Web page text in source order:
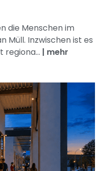
die Menschen im
Müll. Inzwischen ist es
| mehr